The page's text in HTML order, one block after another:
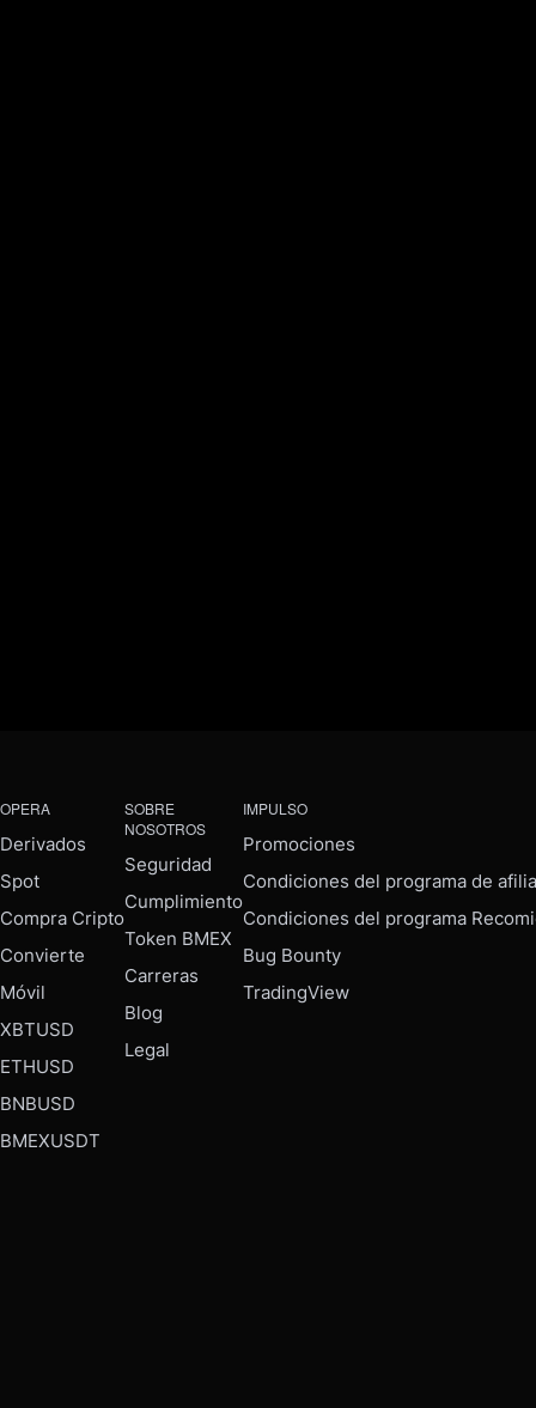
OPERA
Derivados
Spot
Compra Cripto
Convierte
Móvil
XBTUSD
ETHUSD
BNBUSD
BMEXUSDT
SOBRE
NOSOTROS
Seguridad
Cumplimiento
Token BMEX
Carreras
Blog
Legal
IMPULSO
Promociones
Condiciones del programa de
Condiciones del programa
Bug Bounty
TradingView